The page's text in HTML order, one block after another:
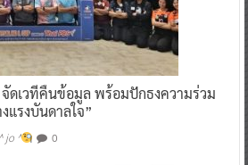
จัดเวทีคืนข้อมูล พร้อมปักธงความร่วม
แรงบันดาลใจ”
^ jo ^ 0